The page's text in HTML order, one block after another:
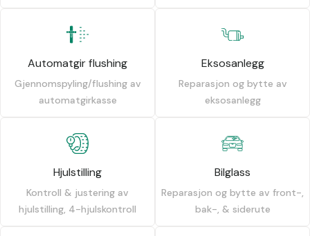
Automatgir flushing
Gjennomspyling/flushing av
automatgirkasse
Eksosanlegg
Reparasjon og bytte av
eksosanlegg
Hjulstilling
Kontroll & justering av
hjulstilling, 4-hjulskontroll
Bilglass
Reparasjon og bytte av front-,
bak-, & siderute